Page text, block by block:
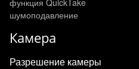
функция QuickTake
шумоподавление
Камера
Разрешение камеры